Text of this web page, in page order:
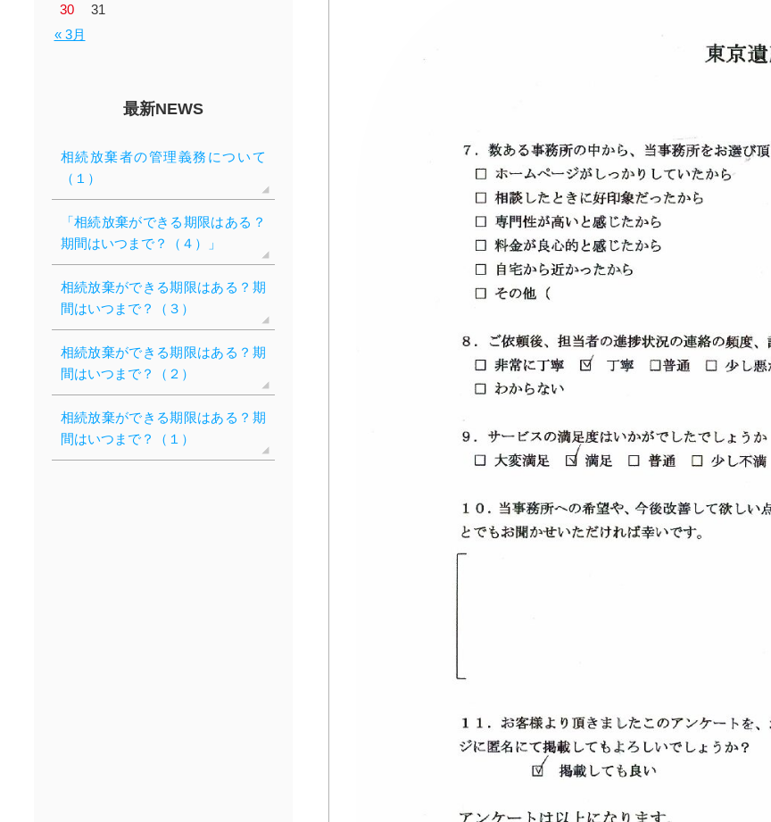
« 3月
30
31
最新NEWS
相続放棄者の管理義務について
（１）
「相続放棄ができる期限はある？
期間はいつまで？（４）」
相続放棄ができる期限はある？期
間はいつまで？（３）
相続放棄ができる期限はある？期
間はいつまで？（２）
相続放棄ができる期限はある？期
間はいつまで？（１）